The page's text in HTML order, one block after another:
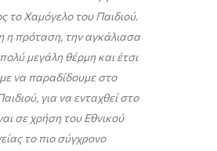
το Χαμόγελο του Παιδιού.
η πρόταση, την αγκάλιασα
μεγάλη θέρμη και έτσι
να παραδίδουμε στο
για να ενταχθεί στο
σε χρήση του Εθνικού
το πιο σύγχρονο